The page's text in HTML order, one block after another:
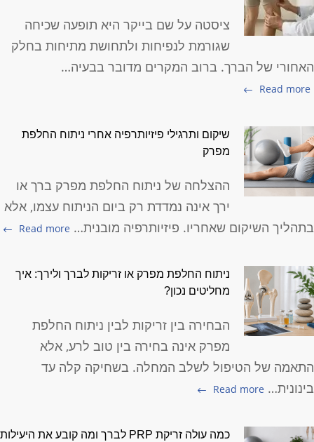
ציסטה על שם בייקר היא תופעה שכיחה
שגורמת לנפיחות ולתחושת מתיחות בחלק
האחורי של הברך. ברוב המקרים מדובר בבעיה…
Read more
שיקום ותרגילי פיזיותרפיה אחרי ניתוח החלפת
מפרק
ההצלחה של ניתוח החלפת מפרק ברך או
ירך אינה נמדדת רק ביום הניתוח עצמו, אלא
בתהליך השיקום שאחריו. פיזיותרפיה מובנית… Read more
ניתוח החלפת מפרק או זריקות לברך ולירך: איך
מחליטים נכון?
הבחירה בין זריקות לבין ניתוח החלפת
מפרק אינה בחירה בין טוב לרע, אלא
התאמה של הטיפול לשלב המחלה. בשחיקה קלה עד
בינונית… Read more
כמה עולה זריקת PRP לברך ומה קובע את היעילות